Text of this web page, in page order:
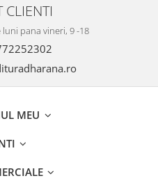
CLIENTI
pana vineri, 9 -18
MEU